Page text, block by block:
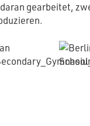
gearbeitet,